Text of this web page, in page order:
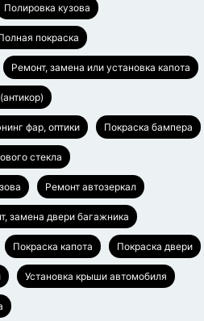
Полировка кузова
покраска
Ремонт, замена или установка капота
фар, оптики Покраска бампера
стекла
Ремонт автозеркал
замена двери багажника
Покраска капота Покраска двери
Установка крыши автомобиля